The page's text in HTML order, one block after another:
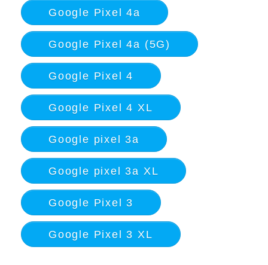
Google Pixel 4a
Google Pixel 4a (5G)
Google Pixel 4
Google Pixel 4 XL
Google pixel 3a
Google pixel 3a XL
Google Pixel 3
Google Pixel 3 XL